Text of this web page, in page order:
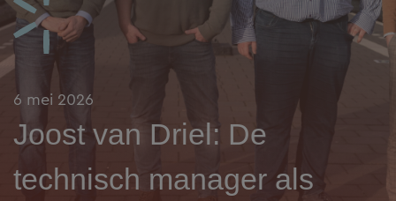
6 mei 2026
Joost van Driel: De
technisch manager als